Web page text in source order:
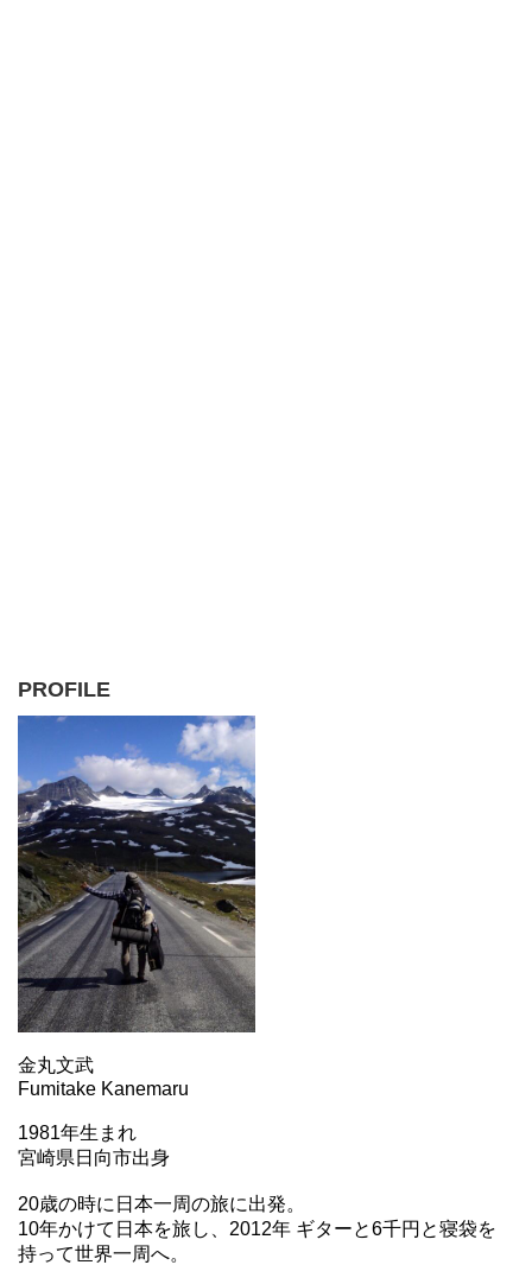
PROFILE
金丸文武
Fumitake Kanemaru
1981年生まれ
宮崎県日向市出身
20歳の時に日本一周の旅に出発。
10年かけて日本を旅し、2012年 ギターと6千円と寝袋を
持って世界一周へ。